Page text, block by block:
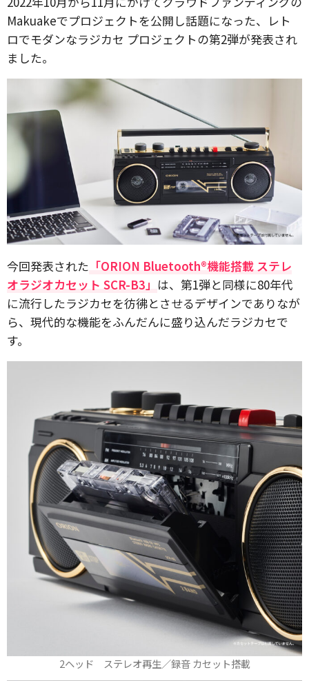
Makuakeでプロジェクトを公開し話題になった、レト
ロでモダンなラジカセ プロジェクトの第2弾が発表され
ました。
今回発表された 「ORION Bluetooth®機能搭載 ステレ
オラジオカセット SCR-B3」 は、第1弾と同様に80年代
に流行したラジカセを彷彿とさせるデザインでありなが
ら、現代的な機能をふんだんに盛り込んだラジカセで
す。
2ヘッド ステレオ再生／録音 カセット搭載